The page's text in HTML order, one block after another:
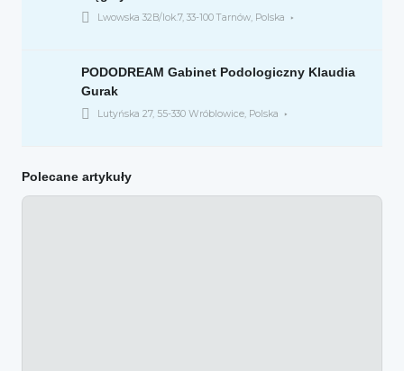
Lwowska 32B/lok.7, 33-100 Tarnów, Polska
PODODREAM Gabinet Podologiczny Klaudia
Gurak
Lutyńska 27, 55-330 Wróblowice, Polska
Polecane artykuły